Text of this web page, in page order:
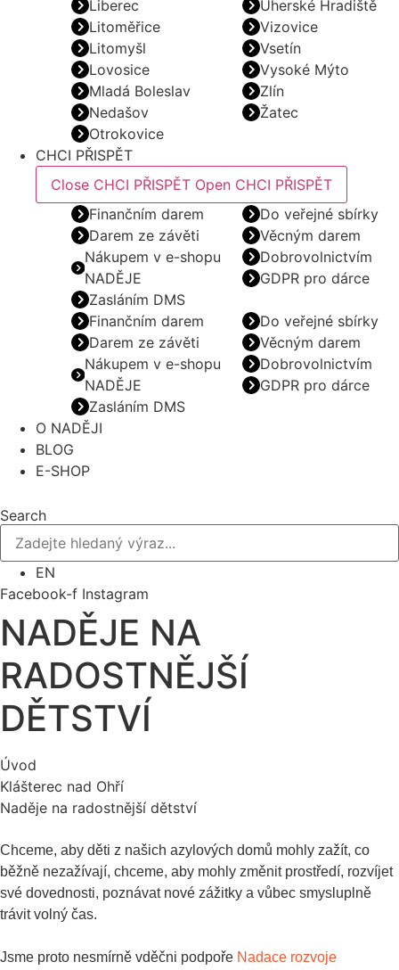
Liberec
Litoměřice
Litomyšl
Lovosice
Mladá Boleslav
Nedašov
Otrokovice
Uherské Hradiště
Vizovice
Vsetín
Vysoké Mýto
Zlín
Žatec
CHCI PŘISPĚT
Close CHCI PŘISPĚT Open CHCI PŘISPĚT
Finančním darem
Darem ze závěti
Nákupem v e-shopu
NADĚJE
Zasláním DMS
Do veřejné sbírky
Věcným darem
Dobrovolnictvím
GDPR pro dárce
Finančním darem
Darem ze závěti
Nákupem v e-shopu
NADĚJE
Zasláním DMS
Do veřejné sbírky
Věcným darem
Dobrovolnictvím
GDPR pro dárce
O NADĚJI
BLOG
E-SHOP
Search
EN
Facebook-f Instagram
NADĚJE NA
RADOSTNĚJŠÍ
DĚTSTVÍ
Úvod
Klášterec nad Ohří
Naděje na radostnější dětství
Chceme, aby děti z našich azylových domů mohly zažít, co
běžně nezažívají, chceme, aby mohly změnit prostředí, rozvíjet
své dovednosti, poznávat nové zážitky a vůbec smysluplně
trávit volný čas.
Jsme proto nesmírně vděčni podpoře Nadace rozvoje